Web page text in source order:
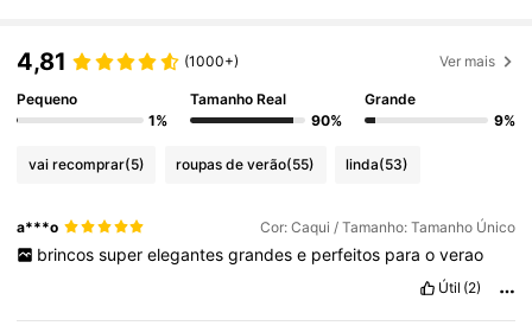
4,91 32K Seguidores
4,81 (1000+) Ver mais
Pequeno
1%
Tamanho Real
90%
Grande
9%
vai recomprar(5) roupas de verão(55) linda(53)
a***o Cor: Caqui / Tamanho: Tamanho Único
brincos super elegantes grandes e perfeitos para o verao
Útil (2)